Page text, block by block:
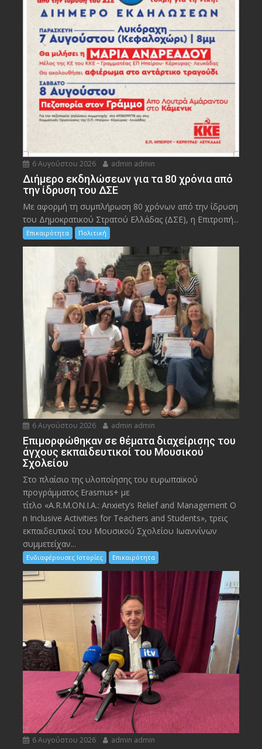
6 Αυγούστου 2026 admin admin
Διήμερο εκδηλώσεων για τα 80 χρόνια από
την ίδρυση του ΔΣΕ
Με αφορμή τη συμπλήρωση 80 χρόνων από την ίδρυση
του Δημοκρατικού Στρατού Ελλάδας (ΔΣΕ), η Επιτροπή...
Επικαιρότητα Πολιτική
6 Αυγούστου 2026 admin admin
Eπιμορφώθηκαν σε θέματα διαχείρισης του
άγχους εκπαιδευτικοί του Μουσικού
Σχολείου
Στο πλαίσιο της υλοποίησης του ευρωπαϊκού
προγράμματος Erasmus+ με
τίτλο «A.R.M.ON.I.A.: Anxiety’s Relief and Management O
n Inclusive Activities for Teachers and Students», τρεις
εκπαιδευτικοί του Μουσικού Σχολείου Ιωαννίνων
συμμετείχαν...
Ενδιαφέρουσες Ιστορίες Επικαιρότητα
6 Αυγούστου 2026 admin admin